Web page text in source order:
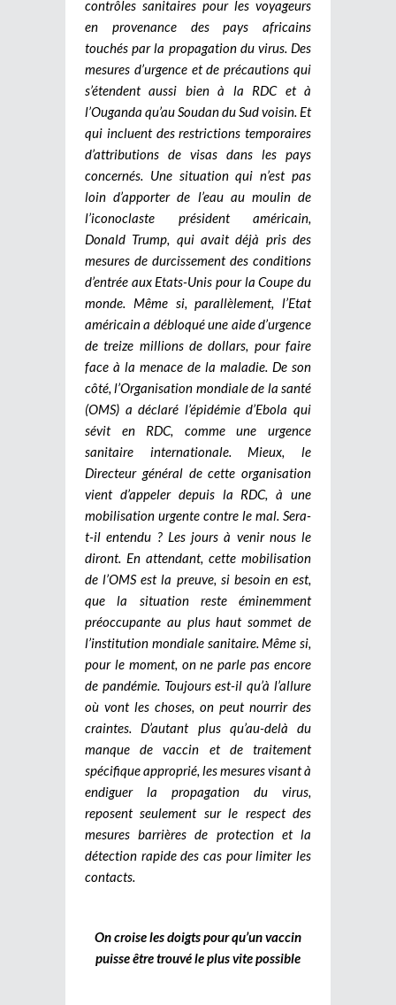
contrôles sanitaires pour les voyageurs
en provenance des pays africains
touchés par la propagation du virus. Des
mesures d’urgence et de précautions qui
s’étendent aussi bien à la RDC et à
l’Ouganda qu’au Soudan du Sud voisin. Et
qui incluent des restrictions temporaires
d’attributions de visas dans les pays
concernés. Une situation qui n’est pas
loin d’apporter de l’eau au moulin de
l’iconoclaste président américain,
Donald Trump, qui avait déjà pris des
mesures de durcissement des conditions
d’entrée aux Etats-Unis pour la Coupe du
monde. Même si, parallèlement, l’Etat
américain a débloqué une aide d’urgence
de treize millions de dollars, pour faire
face à la menace de la maladie. De son
côté, l’Organisation mondiale de la santé
(OMS) a déclaré l’épidémie d’Ebola qui
sévit en RDC, comme une urgence
sanitaire internationale. Mieux, le
Directeur général de cette organisation
vient d’appeler depuis la RDC, à une
mobilisation urgente contre le mal. Sera-
t-il entendu ? Les jours à venir nous le
diront. En attendant, cette mobilisation
de l’OMS est la preuve, si besoin en est,
que la situation reste éminemment
préoccupante au plus haut sommet de
l’institution mondiale sanitaire. Même si,
pour le moment, on ne parle pas encore
de pandémie. Toujours est-il qu’à l’allure
où vont les choses, on peut nourrir des
craintes. D’autant plus qu’au-delà du
manque de vaccin et de traitement
spécifique approprié, les mesures visant à
endiguer la propagation du virus,
reposent seulement sur le respect des
mesures barrières de protection et la
détection rapide des cas pour limiter les
contacts.
On croise les doigts pour qu’un vaccin
puisse être trouvé le plus vite possible